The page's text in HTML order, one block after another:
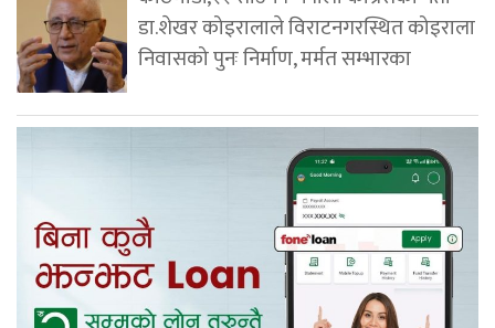
डा.शेखर कोइरालाले विराटनगरस्थित कोइराला
निवासको पुनः निर्माण, मर्मत सम्भारका